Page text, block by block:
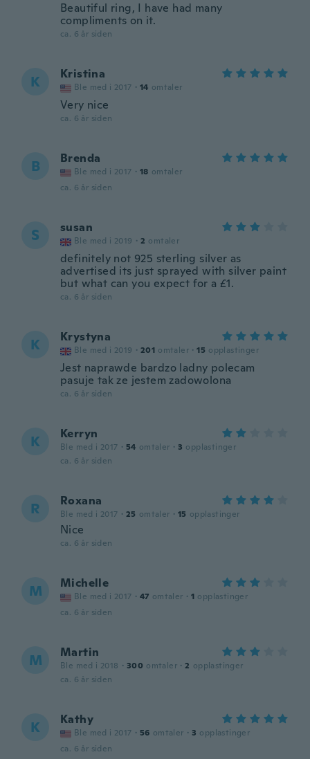
Beautiful ring, I have had many
compliments on it.
ca. 6 år siden
K Kristina
Ble med i 2017 · 14 omtaler
Very nice
ca. 6 år siden
B Brenda
Ble med i 2017 · 18 omtaler
ca. 6 år siden
S susan
Ble med i 2019 · 2 omtaler
definitely not 925 sterling silver as
advertised its just sprayed with silver paint
but what can you expect for a £1.
ca. 6 år siden
K Krystyna
Ble med i 2019 · 201 omtaler · 15 opplastinger
Jest naprawde bardzo ladny polecam
pasuje tak ze jestem zadowolona
ca. 6 år siden
K Kerryn
Ble med i 2017 · 54 omtaler · 3 opplastinger
ca. 6 år siden
R Roxana
Ble med i 2017 · 25 omtaler · 15 opplastinger
Nice
ca. 6 år siden
M Michelle
Ble med i 2017 · 47 omtaler · 1 opplastinger
ca. 6 år siden
M Martin
Ble med i 2018 · 300 omtaler · 2 opplastinger
ca. 6 år siden
K Kathy
Ble med i 2017 · 56 omtaler · 3 opplastinger
ca. 6 år siden